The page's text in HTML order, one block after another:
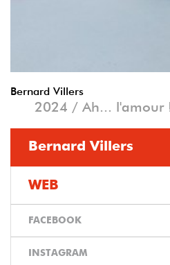
Bernard Villers
2024 / Ah... l'amour !
Bernard Villers
WEB
FACEBOOK
INSTAGRAM